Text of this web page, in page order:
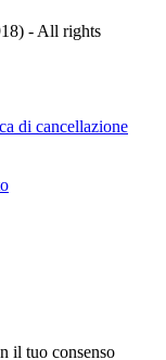
- All rights
di cancellazione
il tuo consenso